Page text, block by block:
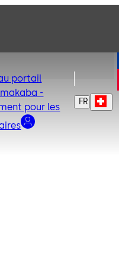
portail
-
pour les
FR